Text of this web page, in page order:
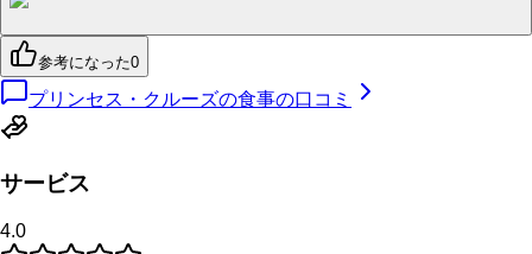
参考になった0
プリンセス・クルーズの食事の口コミ
サービス
4.0